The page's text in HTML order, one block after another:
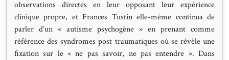
observations directes en leur opposant leur expérience
clinique propre, et Frances Tustin elle-même continua de
parler d’un « autisme psychogène » en prenant comme
référence des syndromes post traumatiques où se révèle une
fixation sur le « ne pas savoir, ne pas entendre ». Dans